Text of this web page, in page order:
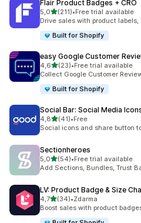
Flair Product Badges + CRO
5,0z 5 hvězd
(211)
Celkový počet recenzí: 211
•Free trial available
Drive sales with product labels,
Built for Shopify
easy Google Customer
4,6z 5 hvězd
(23)
Celkový počet recenzí: 23
•Free trial available
Collect Google Customer
Built for Shopify
Social Bar: Social Media
4,8z 5 hvězd
(41)
Celkový počet recenzí: 41
•Free
Social icons and share button
Sectionheroes
5,0z 5 hvězd
(54)
Celkový počet recenzí: 54
•Free trial available
Add Sections, Bundles, Trust
LV: Product Badge & Size
4,7z 5 hvězd
(34)
Celkový počet recenzí: 34
•Zdarma
Boost sales with product